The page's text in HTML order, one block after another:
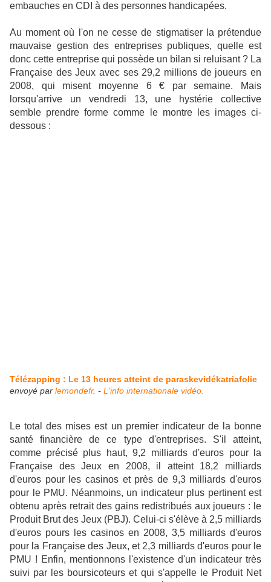
embauches en CDI à des personnes handicapées.
Au moment où l'on ne cesse de stigmatiser la prétendue
mauvaise gestion des entreprises publiques, quelle est
donc cette entreprise qui possède un bilan si reluisant ? La
Française des Jeux avec ses 29,2 millions de joueurs en
2008, qui misent moyenne 6 € par semaine. Mais
lorsqu'arrive un vendredi 13, une hystérie collective
semble prendre forme comme le montre les images ci-
dessous :
Télézapping : Le 13 heures atteint de paraskevidékatriafolie
envoyé par lemondefr. - L'info internationale vidéo.
Le total des mises est un premier indicateur de la bonne
santé financière de ce type d'entreprises. S'il atteint,
comme précisé plus haut, 9,2 milliards d'euros pour la
Française des Jeux en 2008, il atteint 18,2 milliards
d'euros pour les casinos et près de 9,3 milliards d'euros
pour le PMU. Néanmoins, un indicateur plus pertinent est
obtenu après retrait des gains redistribués aux joueurs : le
Produit Brut des Jeux (PBJ). Celui-ci s'élève à 2,5 milliards
d'euros pours les casinos en 2008, 3,5 milliards d'euros
pour la Française des Jeux, et 2,3 milliards d'euros pour le
PMU ! Enfin, mentionnons l'existence d'un indicateur très
suivi par les boursicoteurs et qui s'appelle le Produit Net